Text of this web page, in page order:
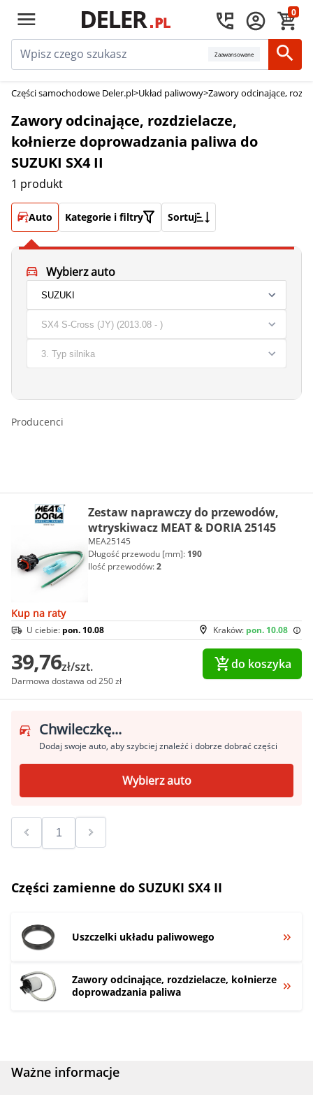
0
Zaawansowane
Części samochodowe Deler.pl>Układ paliwowy>Zawory odcinające,
Zawory odcinające, rozdzielacze,
kołnierze doprowadzania paliwa do
SUZUKI SX4 II
1 produkt
Auto Kategorie i filtry Sortuj
Wybierz auto
Producenci
Zestaw naprawczy do przewodów,
wtryskiwacz MEAT & DORIA 25145
MEA25145
Długość przewodu [mm]: 190
Ilość przewodów:2
Kup na raty
Kraków: pon. 10.08
U ciebie: pon. 10.08
39,76zł/szt.
Darmowa dostawa od 250 zł
do koszyka
Chwileczkę...
Dodaj swoje auto, aby szybciej znaleźć i dobrze dobrać części
Wybierz auto
Części zamienne do SUZUKI SX4 II
Uszczelki układu paliwowego
Zawory odcinające, rozdzielacze, kołnierze
doprowadzania paliwa
Ważne informacje